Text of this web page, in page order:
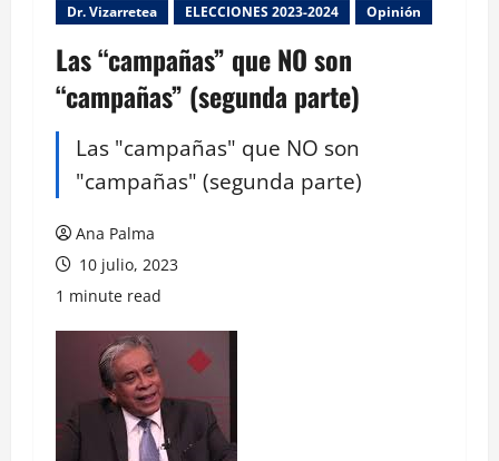
Dr. Vizarretea ELECCIONES 2023-2024 Opinión
Las “campañas” que NO son
“campañas” (segunda parte)
Las "campañas" que NO son
"campañas" (segunda parte)
Ana Palma
10 julio, 2023
1 minute read